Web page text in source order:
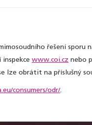
řešení sporu
www.coi.cz nebo
lze obrátit na příslušný
consumers/odr/.